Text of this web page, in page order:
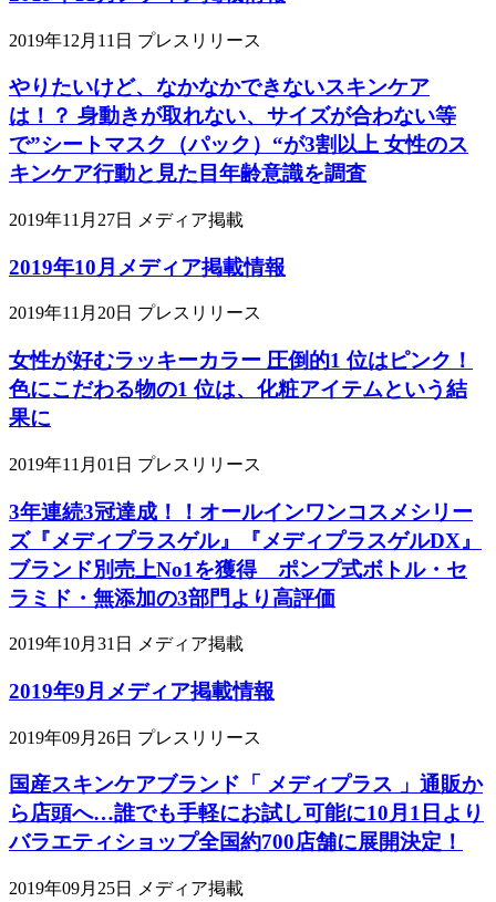
2019年12月11日 プレスリリース
やりたいけど、なかなかできないスキンケア
は！？ 身動きが取れない、サイズが合わない等
で”シートマスク（パック）“が3割以上 女性のス
キンケア行動と見た目年齢意識を調査
2019年11月27日 メディア掲載
2019年10月メディア掲載情報
2019年11月20日 プレスリリース
女性が好むラッキーカラー 圧倒的1 位はピンク！
色にこだわる物の1 位は、化粧アイテムという結
果に
2019年11月01日 プレスリリース
3年連続3冠達成！！オールインワンコスメシリー
ズ『メディプラスゲル』『メディプラスゲルDX』
ブランド別売上No1を獲得 ポンプ式ボトル・セ
ラミド・無添加の3部門より高評価
2019年10月31日 メディア掲載
2019年9月メディア掲載情報
2019年09月26日 プレスリリース
国産スキンケアブランド「 メディプラス 」通販か
ら店頭へ…誰でも手軽にお試し可能に10月1日より
バラエティショップ全国約700店舗に展開決定！
2019年09月25日 メディア掲載